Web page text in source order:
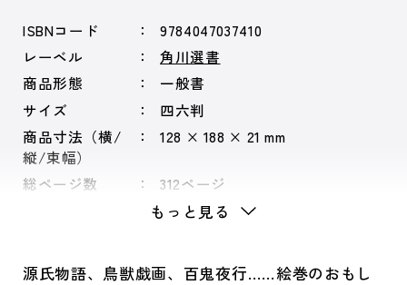
ISBNコード
9784047037410
レーベル
角川選書
商品形態
一般書
サイズ
四六判
商品寸法（横/
縦/束幅）
128 × 188 × 21 mm
総ページ数 312ページ
もっと見る
源氏物語、鳥獣戯画、百鬼夜行……絵巻のおもし